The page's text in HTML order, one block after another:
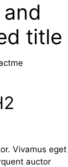
title
Vivamus eget
auctor